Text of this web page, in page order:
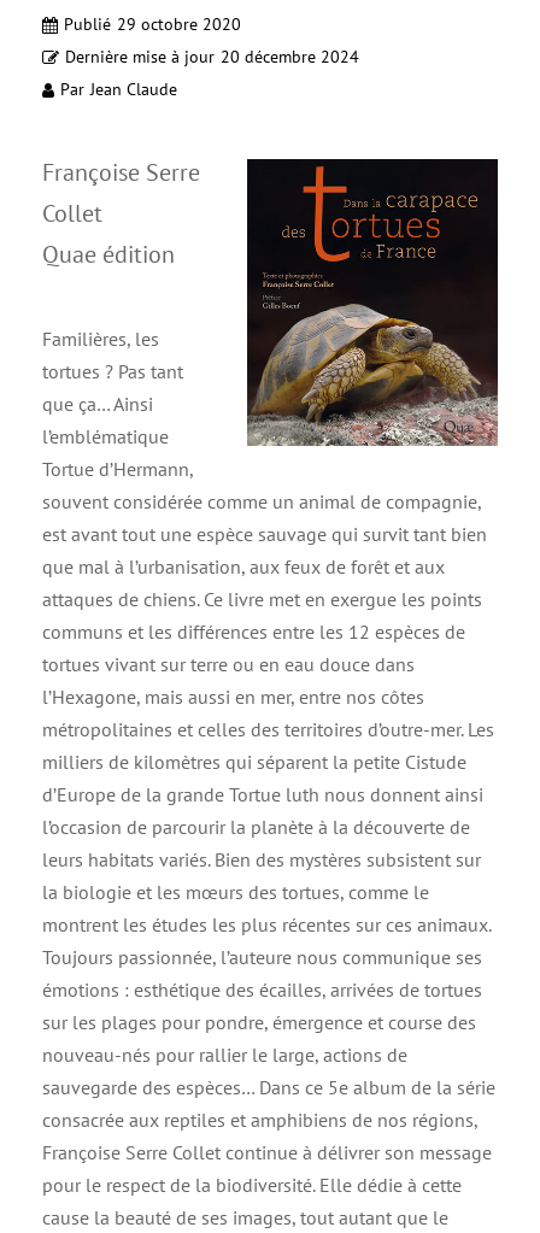
Publié 29 octobre 2020
Dernière mise à jour 20 décembre 2024
Par Jean Claude
Françoise Serre
Collet
Quae édition
Familières, les
tortues ? Pas tant
que ça… Ainsi
l’emblématique
Tortue d’Hermann,
souvent considérée comme un animal de compagnie,
est avant tout une espèce sauvage qui survit tant bien
que mal à l’urbanisation, aux feux de forêt et aux
attaques de chiens. Ce livre met en exergue les points
communs et les différences entre les 12 espèces de
tortues vivant sur terre ou en eau douce dans
l’Hexagone, mais aussi en mer, entre nos côtes
métropolitaines et celles des territoires d’outre-mer. Les
milliers de kilomètres qui séparent la petite Cistude
d’Europe de la grande Tortue luth nous donnent ainsi
l’occasion de parcourir la planète à la découverte de
leurs habitats variés. Bien des mystères subsistent sur
la biologie et les mœurs des tortues, comme le
montrent les études les plus récentes sur ces animaux.
Toujours passionnée, l’auteure nous communique ses
émotions : esthétique des écailles, arrivées de tortues
sur les plages pour pondre, émergence et course des
nouveau-nés pour rallier le large, actions de
sauvegarde des espèces… Dans ce 5e album de la série
consacrée aux reptiles et amphibiens de nos régions,
Françoise Serre Collet continue à délivrer son message
pour le respect de la biodiversité. Elle dédie à cette
cause la beauté de ses images, tout autant que le